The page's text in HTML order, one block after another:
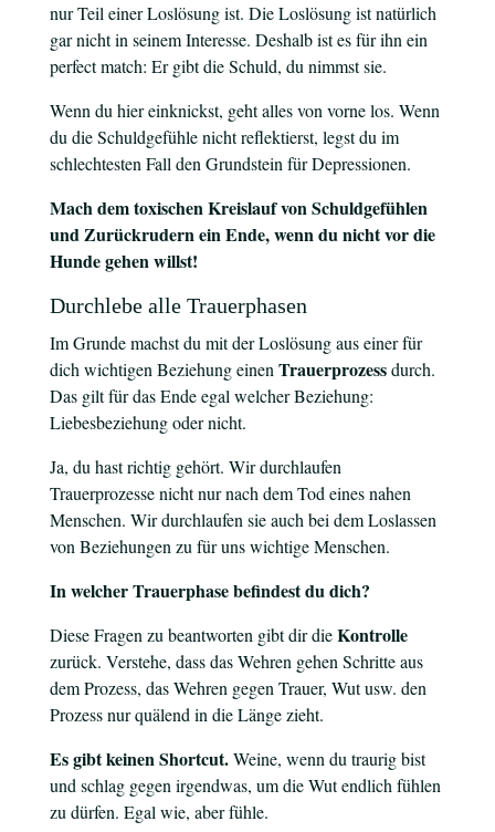
nur Teil einer Loslösung ist. Die Loslösung ist natürlich
gar nicht in seinem Interesse. Deshalb ist es für ihn ein
perfect match: Er gibt die Schuld, du nimmst sie.
Wenn du hier einknickst, geht alles von vorne los. Wenn
du die Schuldgefühle nicht reflektierst, legst du im
schlechtesten Fall den Grundstein für Depressionen.
Mach dem toxischen Kreislauf von Schuldgefühlen
und Zurückrudern ein Ende, wenn du nicht vor die
Hunde gehen willst!
Durchlebe alle Trauerphasen
Im Grunde machst du mit der Loslösung aus einer für
dich wichtigen Beziehung einenTrauerprozessdurch.
Das gilt für das Ende egal welcher Beziehung:
Liebesbeziehung oder nicht.
Ja, du hast richtig gehört. Wir durchlaufen
Trauerprozesse nicht nur nach dem Tod eines nahen
Menschen. Wir durchlaufen sie auch bei dem Loslassen
von Beziehungen zu für uns wichtige Menschen.
In welcher Trauerphase befindest du dich?
Diese Fragen zu beantworten gibt dir dieKontrolle
zurück. Verstehe, dass das Wehren gehen Schritte aus
dem Prozess, das Wehren gegen Trauer, Wut usw. den
Prozess nur quälend in die Länge zieht.
Es gibt keinen Shortcut.Weine, wenn du traurig bist
und schlag gegen irgendwas, um die Wut endlich fühlen
zu dürfen. Egal wie, aber fühle.